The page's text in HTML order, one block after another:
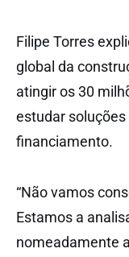
Filipe Torres
global da
atingir os 30
estudar
financiamento.
“Não vamos
Estamos a
nomeadamente